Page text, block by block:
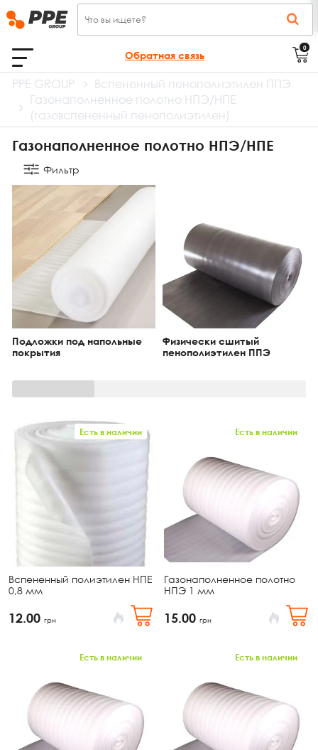
Обратная связь
0
PPE GROUP
Вспененный пенополиэтилен ППЭ
Газонаполненное полотно НПЭ/НПЕ
(газовспененный пенополиэтилен)
Газонаполненное полотно НПЭ/НПЕ
Фильтр
Подложки под напольные
покрытия
Физически сшитый
пенополиэтилен ППЭ
Есть в наличии
Вспененный полиэтилен НПЕ
0,8 мм
12.00 грн
Есть в наличии
Газонаполненное полотно
НПЭ 1 мм
15.00 грн
Есть в наличии Есть в наличии